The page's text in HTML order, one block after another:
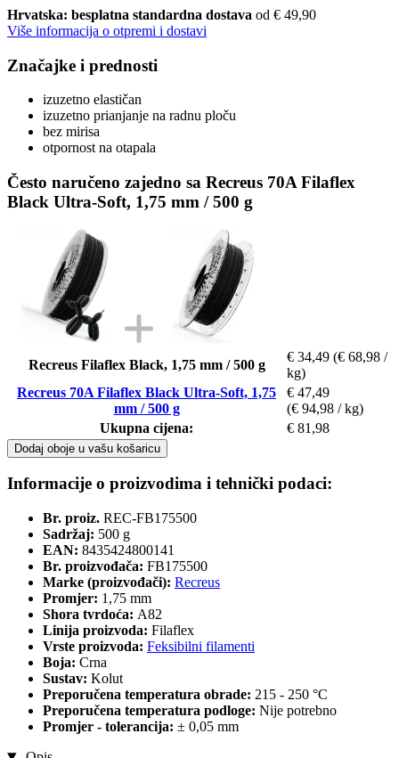
Hrvatska: besplatna standardna dostava od € 49,90
Više informacija o otpremi i dostavi
Značajke i prednosti
izuzetno elastičan
izuzetno prianjanje na radnu ploču
bez mirisa
otpornost na otapala
Često naručeno zajedno sa Recreus 70A Filaflex
Black Ultra-Soft, 1,75 mm / 500 g
Recreus Filaflex Black, 1,75 mm / 500 g
€ 34,49 (€ 68,98 /
kg)
Recreus 70A Filaflex Black Ultra-Soft, 1,75
mm / 500 g
€ 47,49
(€ 94,98 / kg)
Ukupna cijena:
€ 81,98
Dodaj oboje u vašu košaricu
Informacije o proizvodima i tehnički podaci:
Br. proiz. REC-FB175500
Sadržaj: 500 g
EAN: 8435424800141
Br. proizvođača: FB175500
Marke (proizvođači): Recreus
Promjer: 1,75 mm
Shora tvrdoća: A82
Linija proizvoda: Filaflex
Vrste proizvoda: Feksibilni filamenti
Boja: Crna
Sustav: Kolut
Preporučena temperatura obrade: 215 - 250 °C
Preporučena temperatura podloge: Nije potrebno
Promjer - tolerancija: ± 0,05 mm